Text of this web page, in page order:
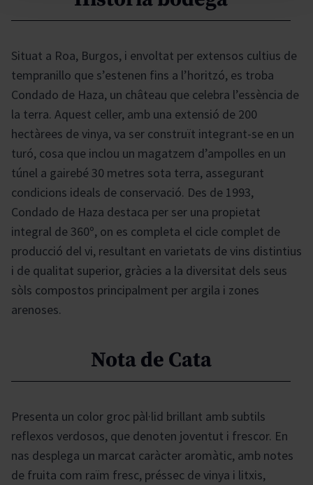
Situat a Roa, Burgos, i envoltat per extensos cultius de
tempranillo que s’estenen fins a l’horitzó, es troba
Condado de Haza, un château que celebra l’essència de
la terra. Aquest celler, amb una extensió de 200
hectàrees de vinya, va ser construït integrant-se en un
turó, cosa que inclou un magatzem d’ampolles en un
túnel a gairebé 30 metres sota terra, assegurant
condicions ideals de conservació. Des de 1993,
Condado de Haza destaca per ser una propietat
integral de 360º, on es completa el cicle complet de
producció del vi, resultant en varietats de vins distintius
i de qualitat superior, gràcies a la diversitat dels seus
sòls compostos principalment per argila i zones
arenoses.
Nota de Cata
Presenta un color groc pàl·lid brillant amb subtils
reflexos verdosos, que denoten joventut i frescor. En
nas desplega un marcat caràcter aromàtic, amb notes
de fruita com raïm fresc, préssec de vinya i litxis,